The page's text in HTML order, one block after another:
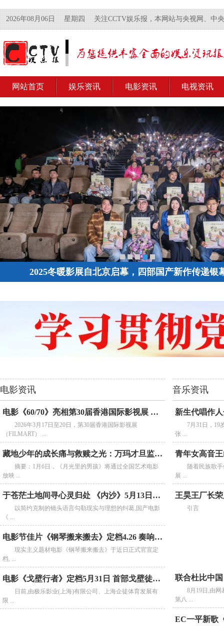
2026年08月06日 星期四 关注CCTV娱乐报，本网站与央视网、中
网站首页 娱乐资讯 电影资讯 电视资讯
新生代唱作人金婵紫全新专辑《叙章》全球首
电影资讯
电影《60/70》亮相第30届香港国际影视展 冲刺戛纳备
2026年3月17日至20日，第30届香港国际影视展
（FILMART） ...
藏地少年的成长痛与救赎之光：万玛才旦监制作品《月
摘要：1月6日，《月光里的男孩》将通过全国艺术电影
放映 ...
于苍茫土地间寻心灵归处 《内沙》5月13日全国艺联温
以简约克制的镜头语言勾勒现实与理想的纠葛,国产电影
《 ...
电影节佳片《钢琴搬来搬去》定档4.26 奏响跨越代际的
现实主义题材电影《钢琴搬来搬去》于近日正式官宣定
档, ...
电影《戈壁行者》定档5月31日 首部戈壁徒步纪录片登
日前,由极乐影业(上海)有限公司、上海企徒体育发展有
限 ...
音乐资讯
7月31日，19
张 ...
随着民族歌
展 ...
引言
8月19日,由
第八 ...